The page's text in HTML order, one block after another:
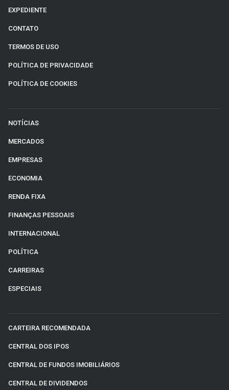
EXPEDIENTE
CONTATO
TERMOS DE USO
POLÍTICA DE PRIVACIDADE
POLÍTICA DE COOKIES
NOTÍCIAS
MERCADOS
EMPRESAS
ECONOMIA
RENDA FIXA
FINANÇAS PESSOAIS
INTERNACIONAL
POLÍTICA
CARREIRAS
ESPECIAIS
CARTEIRA RECOMENDADA
CENTRAL DOS IPOS
CENTRAL DE FUNDOS IMOBILIÁRIOS
CENTRAL DE DIVIDENDOS